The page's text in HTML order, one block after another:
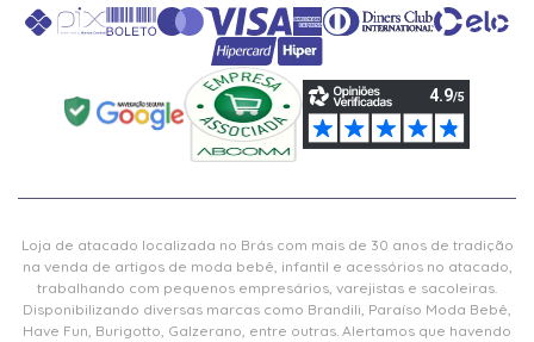
Loja de atacado localizada no Brás com mais de 30 anos de tradição
na venda de artigos de moda bebê, infantil e acessórios no atacado,
trabalhando com pequenos empresários, varejistas e sacoleiras.
Disponibilizando diversas marcas como Brandili, Paraíso Moda Bebê,
Have Fun, Burigotto, Galzerano, entre outras. Alertamos que havendo